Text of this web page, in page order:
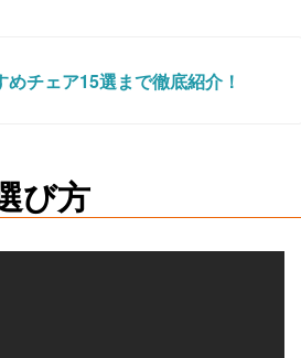
チェア15選まで徹底紹介！
び方